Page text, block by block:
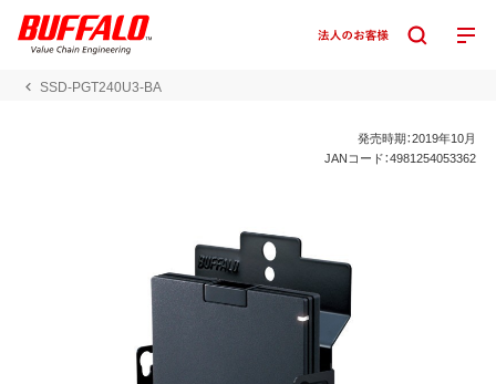
SSD-PGT240U3-BA
発売時期：2019年10月
JANコード：4981254053362